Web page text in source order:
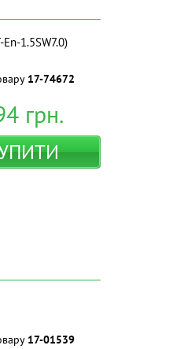
1.5SW7.0)
17-74672
грн.
17-01539